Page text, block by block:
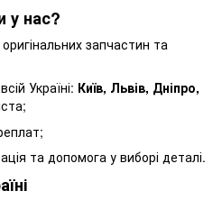
у нас?
запчастин та
Україні: Київ, Львів, Дніпро,
та допомога у виборі деталі.